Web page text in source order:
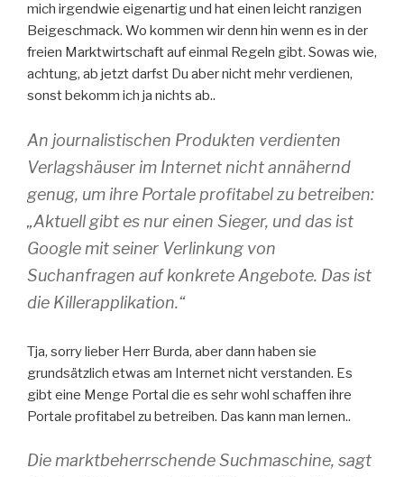
mich irgendwie eigenartig und hat einen leicht ranzigen
Beigeschmack. Wo kommen wir denn hin wenn es in der
freien Marktwirtschaft auf einmal Regeln gibt. Sowas wie,
achtung, ab jetzt darfst Du aber nicht mehr verdienen,
sonst bekomm ich ja nichts ab..
An journalistischen Produkten verdienten
Verlagshäuser im Internet nicht annähernd
genug, um ihre Portale profitabel zu betreiben:
„Aktuell gibt es nur einen Sieger, und das ist
Google mit seiner Verlinkung von
Suchanfragen auf konkrete Angebote. Das ist
die Killerapplikation.“
Tja, sorry lieber Herr Burda, aber dann haben sie
grundsätzlich etwas am Internet nicht verstanden. Es
gibt eine Menge Portal die es sehr wohl schaffen ihre
Portale profitabel zu betreiben. Das kann man lernen..
Die marktbeherrschende Suchmaschine, sagt